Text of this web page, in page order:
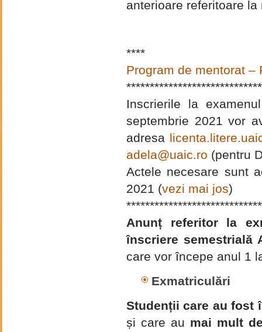
anterioare referitoare
****
Program de mentorat –
Inscrierile la
septembrie 2021 vor
adresa
adela@uaic.ro (pentru
Actele necesare sunt
2021 (vezi mai jos)
Anunț referitor la
înscriere semestrială
care vor începe anul 1
Exmatriculări
Studenții care au fost
și care au mai mult